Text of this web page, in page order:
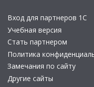
Вход для партнеров 1С
Учебная версия
Стать партнером
Политика
Замечания по сайту
Другие сайты